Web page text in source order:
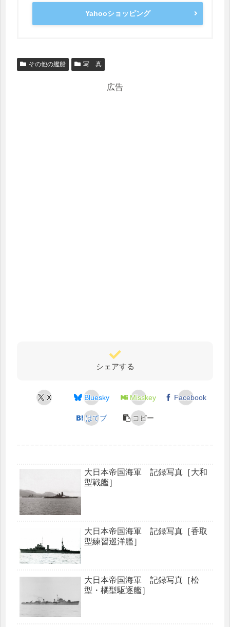
Yahooショッピング
その他の艦船 写 真
広告
シェアする
X Bluesky Misskey Facebook
はてブ コピー
大日本帝国海軍 記録写真［大和
型戦艦］
大日本帝国海軍 記録写真［香取
型練習巡洋艦］
大日本帝国海軍 記録写真［松
型・橘型駆逐艦］